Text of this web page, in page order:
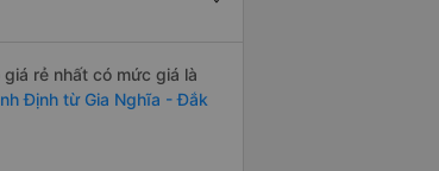
rẻ nhất có mức giá là
Định từ Gia Nghĩa - Đắk